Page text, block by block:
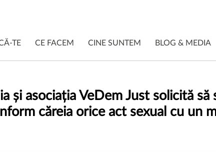
TE CE FACEM CINE SUNTEM BLOG & MEDIA
și asociația VeDem Just solicită
căreia orice act sexual cu un